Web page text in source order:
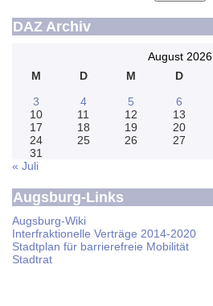
DAZ Archiv
August 2026
M
D M D
3
4 5 6
10
11 12 13
17
18 19 20
24
25 26 27
31
« Juli
Augsburg-Links
Augsburg-Wiki
Interfraktionelle Verträge 2014-2020
Stadtplan für barrierefreie Mobilität
Stadtrat